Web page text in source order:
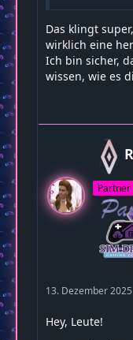
Das klingt
wirklich eine
Ich bin sicher,
wissen, wie es
Partner
13. Dezember
Hey, Leute!